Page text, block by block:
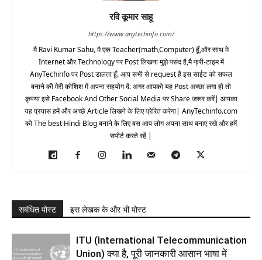
रवि कूमार साहू
https://www.anytechinfo.com/
मै Ravi Kumar Sahu, मै एक Teacher(math,Computer) हूँ,और साथ मे
Internet और Technology पर Post लिखना मुझे पसंद है,मै फ्री-टाइम में
AnyTechinfo पर Post डालता हूँ. आप सभी से request है इस साईट को सफल
बनाने की मेरी कोशिश में अपना सहयोग दें. अगर आपको यह Post अच्छा लगा हो तो
कृपया इसे Facebook And Other Social Media पर Share जरूर करें| आपका
यह प्रयास हमें और अच्छे Article लिखने के लिए प्रेरित करेगा| AnyTechinfo.com
को The best Hindi Blog बनाने के लिए बस आप लोग अपना साथ बनाए रखे और हमें
सपोर्ट करते रहें |
सबंधित पोस्ट इस लेखक के और भी पोस्ट
ITU (International Telecommunication
Union) क्या है, पूरी जानकारी आसान भाषा में